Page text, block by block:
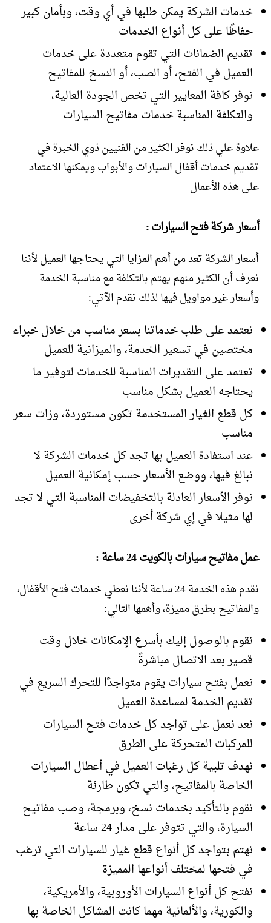
خدمات الشركة يمكن طلبها في أي وقت، وبأمان كبير
حفاظًا على كل أنواع الخدمات
تقديم الضمانات التي تقوم متعددة على خدمات
العميل في الفتح، أو الصب، أو النسخ للمفاتيح
نوفر كافة المعايير التي تخص الجودة العالية،
والتكلفة المناسبة خدمات مفاتيح السيارات
علاوة علي ذلك نوفر الكثير من الفنيين ذوي الخبرة في
تقديم خدمات أقفال السيارات والأبواب ويمكنها الاعتماد
على هذه الأعمال
أسعار شركة فتح السيارات :
أسعار الشركة تعد من أهم المزايا التي يحتاجها العميل لأننا
نعرف أن الكثير منهم يهتم بالتكلفة مع مناسبة الخدمة
وأسعار غير مواويل فيها لذلك نقدم الآتي:
نعتمد على طلب خدماتنا بسعر مناسب من خلال خبراء
مختصين في تسعير الخدمة، والميزانية للعميل
تعتمد على التقديرات المناسبة للخدمات لتوفير ما
يحتاجه العميل بشكل مناسب
كل قطع الغيار المستخدمة تكون مستوردة، وزات سعر
مناسب
عند استفادة العميل بها تجد كل خدمات الشركة لا
نبالغ فيها، ووضع الأسعار حسب إمكانية العميل
نوفر الأسعار العادلة بالتخفيضات المناسبة التي لا تجد
لها مثيلا في إي شركة أخرى
عمل مفاتيح سيارات بالكويت 24 ساعة :
نقدم هذه الخدمة 24 ساعة لأننا نعطي خدمات فتح الأقفال،
والمفاتيح بطرق مميزة، وأهمها التالي:
نقوم بالوصول إليك بأسرع الإمكانات خلال وقت
قصير بعد الاتصال مباشرةً
نعمل بفتح سيارات يقوم متواجدًا للتحرك السريع في
تقديم الخدمة لمساعدة العميل
نعد نعمل على تواجد كل خدمات فتح السيارات
للمركبات المتحركة على الطرق
نهدف تلبية كل رغبات العميل في أعطال السيارات
الخاصة بالمفاتيح، والتي تكون طارئة
نقوم بالتأكيد بخدمات نسخ، وبرمجة، وصب مفاتيح
السيارة، والتي تتوفر على مدار 24 ساعة
نهتم بتواجد كل أنواع قطع غيار للسيارات التي ترغب
في فتحها لمختلف أنواعها المميزة
نفتح كل أنواع السيارات الأوروبية، والأمريكية،
والكورية، والألمانية مهما كانت المشاكل الخاصة بها